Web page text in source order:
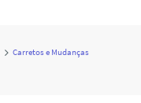
Carretos e Mudanças